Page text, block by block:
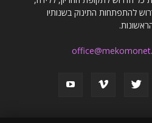
להתפתחות התינוק בשנותיו